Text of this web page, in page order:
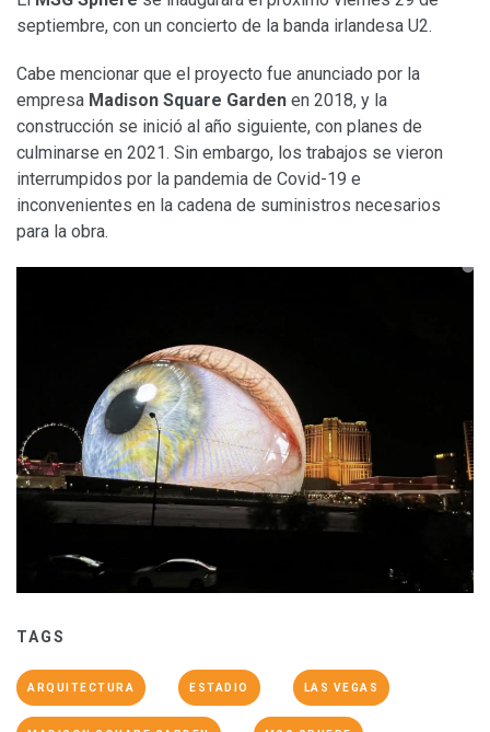
septiembre, con un concierto de la banda irlandesa U2.
Cabe mencionar que el proyecto fue anunciado por la
empresa Madison Square Garden en 2018, y la
construcción se inició al año siguiente, con planes de
culminarse en 2021. Sin embargo, los trabajos se vieron
interrumpidos por la pandemia de Covid-19 e
inconvenientes en la cadena de suministros necesarios
para la obra.
TAGS
ARQUITECTURA ESTADIO LAS VEGAS